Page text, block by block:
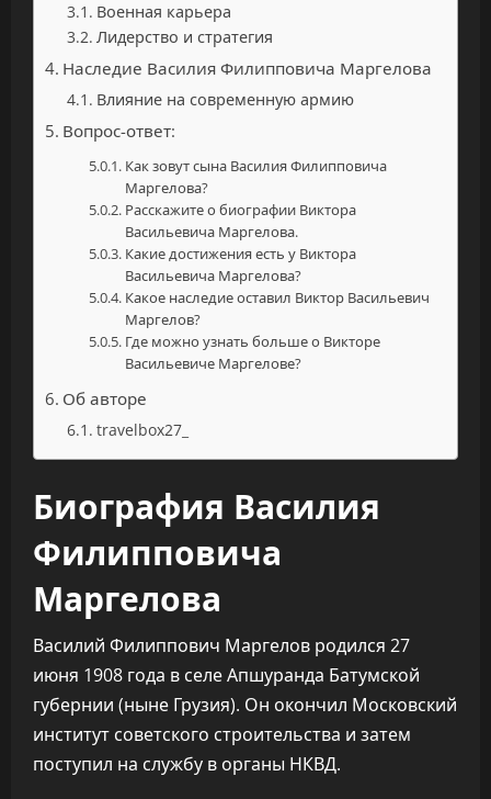
Военная карьера
Лидерство и стратегия
Наследие Василия Филипповича Маргелова
Влияние на современную армию
Вопрос-ответ:
Как зовут сына Василия Филипповича
Маргелова?
Расскажите о биографии Виктора
Васильевича Маргелова.
Какие достижения есть у Виктора
Васильевича Маргелова?
Какое наследие оставил Виктор Васильевич
Маргелов?
Где можно узнать больше о Викторе
Васильевиче Маргелове?
Об авторе
travelbox27_
Биография Василия
Филипповича
Маргелова
Василий Филиппович Маргелов родился 27
июня 1908 года в селе Апшуранда Батумской
губернии (ныне Грузия). Он окончил Московский
институт советского строительства и затем
поступил на службу в органы НКВД.